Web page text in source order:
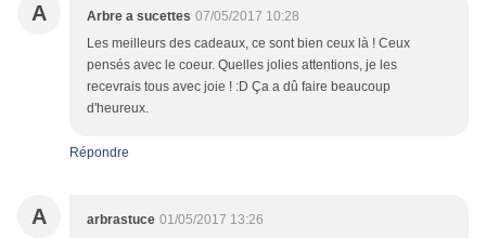
A Arbre a sucettes 07/05/2017 10:28
Les meilleurs des cadeaux, ce sont bien ceux là ! Ceux
pensés avec le coeur. Quelles jolies attentions, je les
recevrais tous avec joie ! :D Ça a dû faire beaucoup
d'heureux.
Répondre
A arbrastuce 01/05/2017 13:26